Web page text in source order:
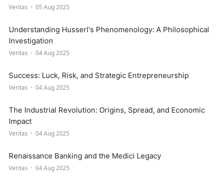
Veritas 05 Aug 2025
Understanding Husserl's Phenomenology: A Philosophical
Investigation
Veritas 04 Aug 2025
Success: Luck, Risk, and Strategic Entrepreneurship
Veritas 04 Aug 2025
The Industrial Revolution: Origins, Spread, and Economic
Impact
Veritas 04 Aug 2025
Renaissance Banking and the Medici Legacy
Veritas 04 Aug 2025